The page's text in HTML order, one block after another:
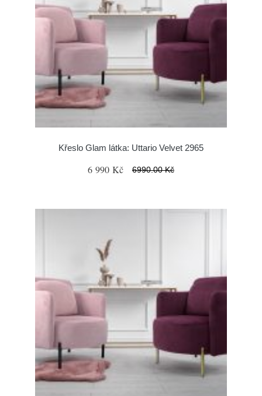
Křeslo Glam látka: Uttario Velvet 2965
6 990 Kč 6990.00 Kč